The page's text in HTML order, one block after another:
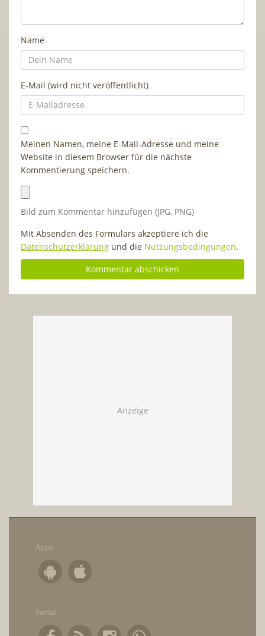
Name
E-Mail (wird nicht veröffentlicht)
Meinen Namen, meine E-Mail-Adresse und meine
Website in diesem Browser für die nächste
Kommentierung speichern.
Bild zum Kommentar hinzufügen (JPG, PNG)
Mit Absenden des Formulars akzeptiere ich die
Datenschutzerklärung und die Nutzungsbedingungen.
Apps
Social